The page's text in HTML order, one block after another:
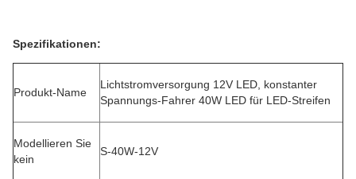
Spezifikationen:
Produkt-Name
Lichtstromversorgung 12V LED, konstanter
Spannungs-Fahrer 40W LED für LED-Streifen
Modellieren Sie
kein
S-40W-12V